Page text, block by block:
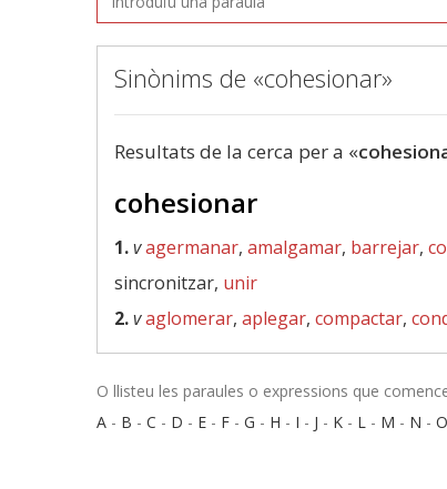
Sinònims de «cohesionar»
Resultats de la cerca per a «
cohesionar
1.vagermanar, amalgamar, barrejar,
sincronitzar, unir
2.vaglomerar, aplegar, compactar,
O llisteu les paraules o expressions que
A - B - C - D - E - F - G - H - I - J - K - L - M - N - O